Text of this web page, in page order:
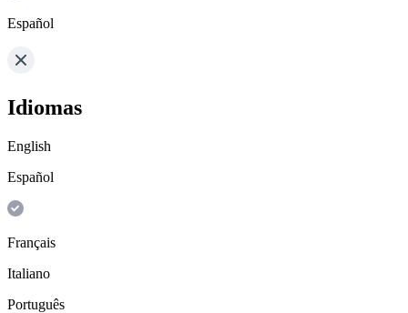
Español
Idiomas
English
Español
Français
Italiano
Português